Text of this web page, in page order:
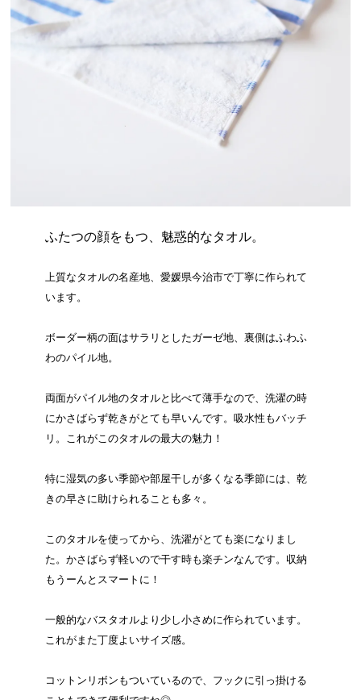
ふたつの顔をもつ、魅惑的なタオル。
上質なタオルの名産地、愛媛県今治市で丁寧に作られて
います。
ボーダー柄の面はサラリとしたガーゼ地、裏側はふわふ
わのパイル地。
両面がパイル地のタオルと比べて薄手なので、洗濯の時
にかさばらず乾きがとても早いんです。吸水性もバッチ
リ。これがこのタオルの最大の魅力！
特に湿気の多い季節や部屋干しが多くなる季節には、乾
きの早さに助けられることも多々。
このタオルを使ってから、洗濯がとても楽になりまし
た。かさばらず軽いので干す時も楽チンなんです。収納
もうーんとスマートに！
一般的なバスタオルより少し小さめに作られています。
これがまた丁度よいサイズ感。
コットンリボンもついているので、フックに引っ掛ける